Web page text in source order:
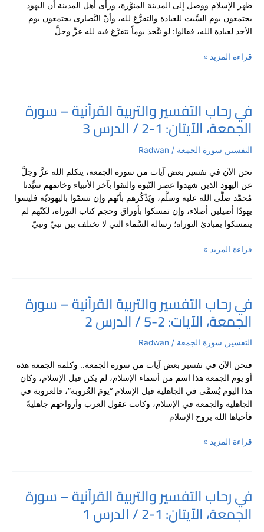
ظهر الإسلام ووصل إلى المدينة المنوَّرة، ورأى أهل المدينة أن اليهود
يجتمعون يوم السَّبت للعبادة والتفرُّغ لله، وأنّ النَّصارى يجتمعون يوم
الأحد لعبادة الله، فقالوا: لو نتَّخذ يوماً نتفرَّغ فيه لله عزَّ وجلَّ
سورة
الجمعة،
الآيات:
11
قراءة المزيد »
في رحاب التفسير والتربية القرآنية – سورة
الجمعة، الآيتان: 1-2 / الدرس 3
التفسير , سورة الجمعة /
Radwan
نحن الآن في تفسير بعض آيات من سورة الجمعة، يتكلم الله عزَّ وجلَّ
عن اليهود الذين شهدوا عصر النّبوة والتقوا بآخر الأنبياء وخاتمهم سيِّدنا
مُحمَّد صلَّى الله عليه وسلَّم، ويَذْكُرهم بأنّهم وإن تسمّوا باليهوديّة فليسوا
يهودًا أصيلين أصلاء، وإن تمسكوا بأوراق وحجم كتاب التوراة، لكنّهم لم
يتمسكوا بمبادئ التوراة؛ رسالة السَّماء التي لا تختلف بين نبيّ ونبيّ
في
رحاب
التفسير
والتربية
–
سورة
الجمعة،
الآيتان:
1-
/قراءة المزيد »
في رحاب التفسير والتربية القرآنية – سورة
الجمعة، الآيات: 2-5 / الدرس 2
التفسير , سورة الجمعة /
Radwan
فنحن الآن في تفسير بعض آيات من سورة الجمعة.. وكلمة الجمعة هذه
أو يوم الجمعة هذا اسم من أسماء الإسلام، لم يكن قبل الإسلام، وكان
هذا اليوم يُسمَّى في الجاهلية قبل الإسلام “يومَ العُروبة”، فالعروبة في
الجاهلية والجمعة في الإسلام، وكانت عقول العرب وأرواحهم جاهليةً
فأحياها الله بروح الإسلام
في
رحاب
التفسير
والتربية
–
سورة
الجمعة،
الآيات:
2-
/قراءة المزيد »
في رحاب التفسير والتربية القرآنية – سورة
الجمعة، الآيتان: 1-2 / الدرس 1
في
رحاب
التفسير